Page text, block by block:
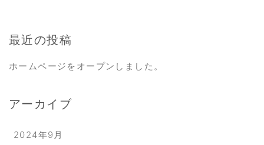
最近の投稿
ホームページをオープンしました。
アーカイブ
2024年9月